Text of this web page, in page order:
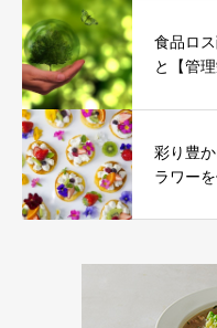
食品ロ
と【管
彩り豊
ラワー